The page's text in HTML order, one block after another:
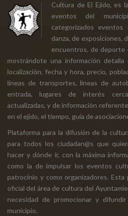
Cultura de El Ejido, es
eventos del
categorizados
danza, de exposiciones,
encuentros, de deporte
mostrándote una información
localización, fecha y hora, precio,
líneas de transportes, líneas de
entrada, lugares de interés
actualizadas, y de información
en el ejido, el tiempo, guía de
Plataforma para la difusión de la
para todos los ciudadan@s que
hacer y dónde ir, con la máxima
como la de impulsar los eventos
patrocinio y como organizadores.
oficial del área de cultura del
necesidad de promocionar y
municipio.